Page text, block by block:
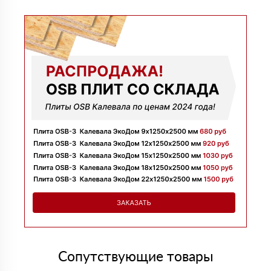
Денис объяснил разницу между материалами и помог
выбрать. Взяли оптимальный вариант по цене.
Доставили без задержек
Алексей
Всё супер, утеплитель упакован хорошо, спасибо
Николай
06 июня 2025
Цена устроила, привезли вовремя все устроило, спасибо!
Владимир
Обыскались определенный утеплитель роквул, спасибо
менеджеру Алёне с организацией доставки с разных
складов к назначенному дню
Николай
28 мая 2025
Начал сотрудничать недавно, нареканий вообще нет,
работаю уже напрямую с менеджером, что удобно.
Просто делаю запрос по объему и срокам
Владимир
12 мая 2025
Сопутствующие товары